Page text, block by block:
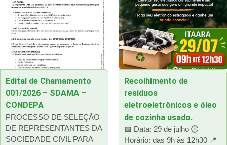
Edital de Chamamento
001/2026 – SDAMA –
CONDEPA
PROCESSO DE SELEÇÃO
DE REPRESENTANTES DA
SOCIEDADE CIVIL PARA
Recolhimento de
resíduos
eletroeletrônicos e óleo
de cozinha usado.
📅 Data: 29 de julho 🕘
Horário: das 9h às 12h30 📍